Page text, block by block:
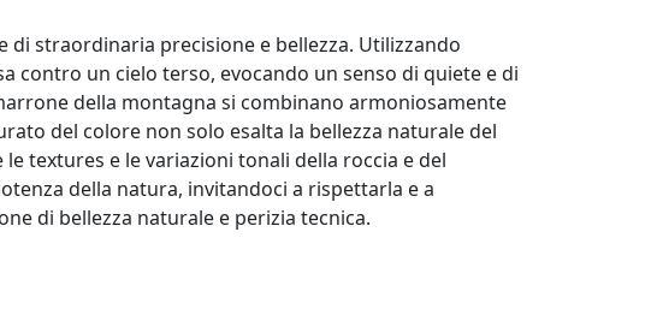
straordinaria precisione e bellezza. Utilizzando
contro un cielo terso, evocando un senso di quiete e di
della montagna si combinano armoniosamente
del colore non solo esalta la bellezza naturale del
textures e le variazioni tonali della roccia e del
della natura, invitandoci a rispettarla e a
di bellezza naturale e perizia tecnica.